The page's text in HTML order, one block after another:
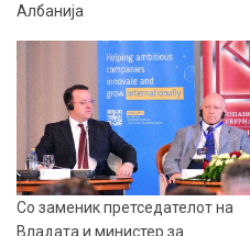
Албанија
Со заменик претседателот на
Владата и министер за